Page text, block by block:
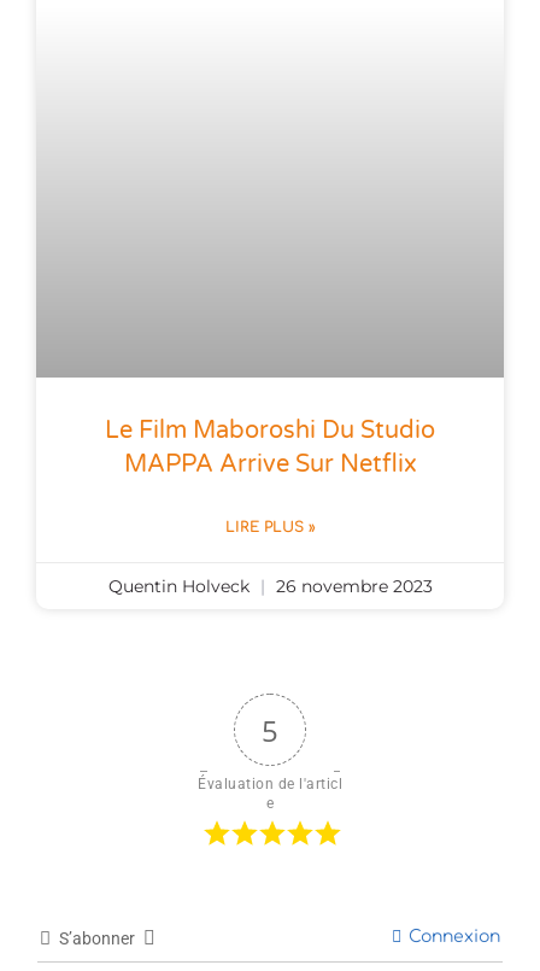
Le Film Maboroshi Du Studio
MAPPA Arrive Sur Netflix
LIRE PLUS »
Quentin Holveck 26 novembre 2023
5
Évaluation de l'articl
e
S’abonner Connexion